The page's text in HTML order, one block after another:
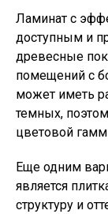
Ламинат с
доступным и
древесные
помещений с
может иметь
темных,
цветовой
Еще одним
является
структуру и